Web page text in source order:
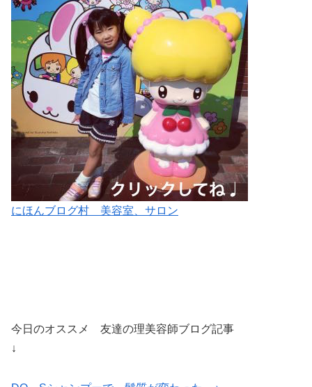
にほんブログ村 美容室、サロン
今日のオススメ 友達の理美容師ブログ記事
↓